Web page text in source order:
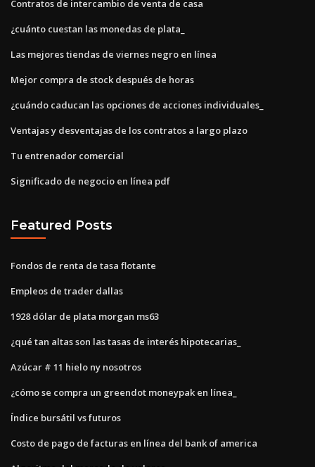
Contratos de intercambio de venta de casa
¿cuánto cuestan las monedas de plata_
Las mejores tiendas de viernes negro en línea
Mejor compra de stock después de horas
¿cuándo caducan las opciones de acciones individuales_
Ventajas y desventajas de los contratos a largo plazo
Tu entrenador comercial
Significado de negocio en línea pdf
Featured Posts
Fondos de renta de tasa flotante
Empleos de trader dallas
1928 dólar de plata morgan ms63
¿qué tan altas son las tasas de interés hipotecarias_
Azúcar # 11 hielo ny nosotros
¿cómo se compra un greendot moneypak en línea_
Índice bursátil vs futuros
Costo de pago de facturas en línea del bank of america